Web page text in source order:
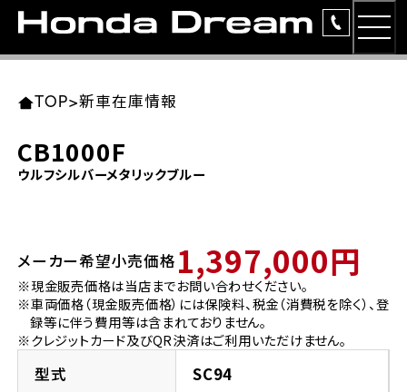
ラインアップ
レンタルバイク
洋用品
イベント
TOP>新車在庫情報
CB1000F
ウルフシルバーメタリックブルー
メーカー希望小売価格 1,397,000円
※現金販売価格は当店までお問い合わせください。
※車両価格（現金販売価格）には保険料、税金（消費税を除く）、登
録等に伴う費用等は含まれておりません。
※クレジットカード及びQR決済はご利用いただけません。
型式 SC94
東北エリア 店舗一覧
岩手県
宮城県
ホンダドリーム 仙台泉
ホンダドリーム 宮城岩沼
関東エリア 店舗一覧
東京都
ホンダドリーム 西東京
ホンダドリーム 練馬
ホンダドリーム 板橋
中部エリア 店舗一覧
愛知県
ホンダドリーム 名古屋南
ホンダドリーム 小牧
ホンダドリーム 名古屋東
近畿エリア 店舗一覧
大阪府
ホンダドリーム 箕面
ホンダドリーム 藤井寺
ホンダドリーム 東淀川
中国・四国エリア 店舗一覧
岡山県
広島県
ホンダドリーム 広島
ホンダドリーム 福山
九州エリア 店舗一覧
福岡県
ホンダドリーム 福岡東
ホンダドリーム 久留米
ホンダドリーム 福岡春日